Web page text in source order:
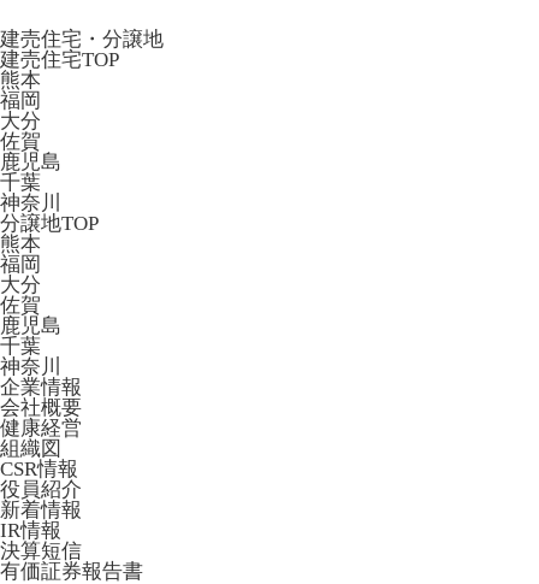
建売住宅・分譲地
建売住宅TOP
熊本
福岡
大分
佐賀
鹿児島
千葉
神奈川
分譲地TOP
熊本
福岡
大分
佐賀
鹿児島
千葉
神奈川
企業情報
会社概要
健康経営
組織図
CSR情報
役員紹介
新着情報
IR情報
決算短信
有価証券報告書